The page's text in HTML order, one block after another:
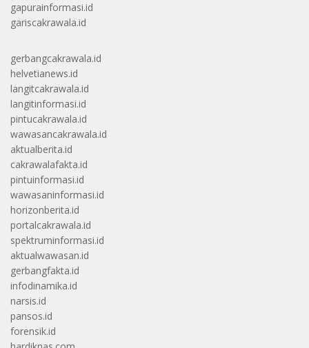
gapurainformasi.id
gariscakrawala.id
gerbangcakrawala.id
helvetianews.id
langitcakrawala.id
langitinformasi.id
pintucakrawala.id
wawasancakrawala.id
aktualberita.id
cakrawalafakta.id
pintuinformasi.id
wawasaninformasi.id
horizonberita.id
portalcakrawala.id
spektruminformasi.id
aktualwawasan.id
gerbangfakta.id
infodinamika.id
narsis.id
pansos.id
forensik.id